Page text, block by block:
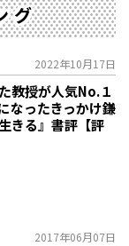
グ
2022年10月17日
教授が人気No.１
ったきっかけ――鎌
きる』書評【評
2017年06月07日